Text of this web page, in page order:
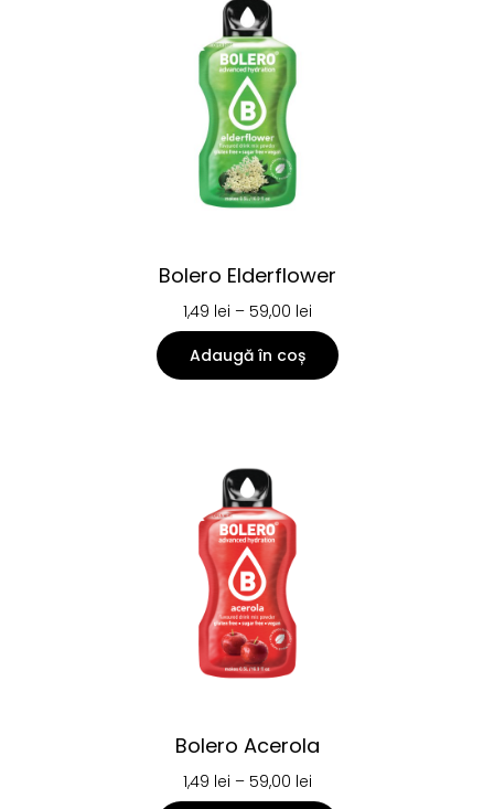
Bolero Elderflower
1,49 lei – 59,00 lei
Adaugă în coș
Bolero Acerola
1,49 lei – 59,00 lei